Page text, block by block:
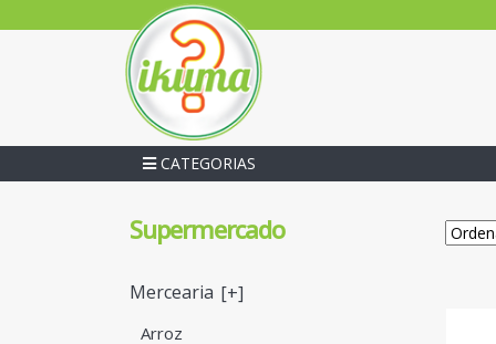
CATEGORIAS
Supermercado
Mercearia [+]
Arroz